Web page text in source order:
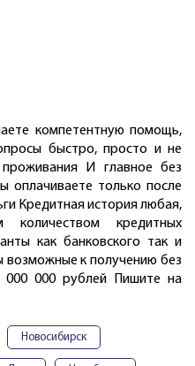
компетентную помощь,
быстро, просто и не
И главное без
оплачиваете только после
Кредитная история любая,
кредитных
как банковского так и
возможные к получению без
000 000 рублей Пишите на
Новосибирск